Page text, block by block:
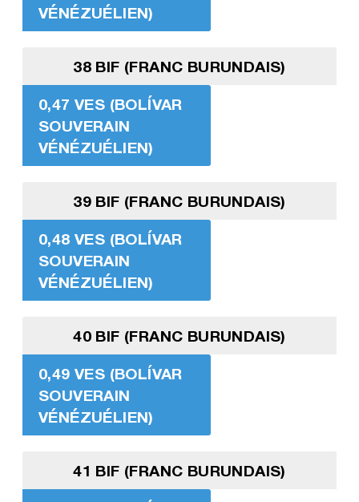
VÉNÉZUÉLIEN)
38 BIF (FRANC BURUNDAIS)
0,47 VES (BOLÍVAR
SOUVERAIN
VÉNÉZUÉLIEN)
39 BIF (FRANC BURUNDAIS)
0,48 VES (BOLÍVAR
SOUVERAIN
VÉNÉZUÉLIEN)
40 BIF (FRANC BURUNDAIS)
0,49 VES (BOLÍVAR
SOUVERAIN
VÉNÉZUÉLIEN)
41 BIF (FRANC BURUNDAIS)